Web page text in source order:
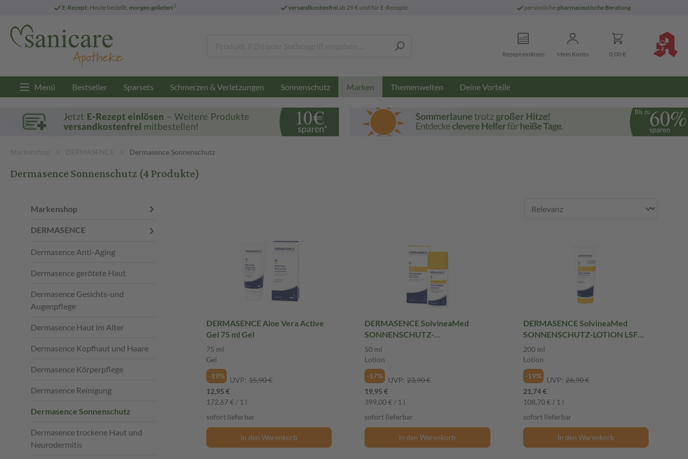
E-Rezept: Heute bestellt, morgen geliefert3 versandkostenfreiab 29 € und für E-Rezepte persönliche pharmazeutische Beratung
Rezept einlösen Mein Konto 0,00 €
Menü Bestseller Sparsets Schmerzen & Verletzungen Sonnenschutz Marken Themenwelten Deine Vorteile
Markenshop DERMASENCE Dermasence Sonnenschutz
Dermasence Sonnenschutz(4 Produkte)
Markenshop
DERMASENCE
Dermasence Anti-Aging
Dermasence gerötete Haut
Dermasence Gesichts-und
Augenpflege
Dermasence Haut im Alter
Dermasence Kopfhaut und Haare
Dermasence Körperpflege
Dermasence Reinigung
Dermasence Sonnenschutz
Dermasence trockene Haut und
Neurodermitis
DERMASENCE Aloe Vera Active
Gel 75 ml Gel
75 ml
Gel
-19%
UVP: 15,90 €
12,95 €
172,67 € / 1 l
sofort lieferbar
In den Warenkorb
DERMASENCE SolvineaMed
SONNENSCHUTZ-
GESICHTSFLUID LSF 50+ 50 ml
Lotion
50 ml
Lotion
-17%
UVP: 23,90 €
19,95 €
399,00 € / 1 l
sofort lieferbar
In den Warenkorb
DERMASENCE SolvineaMed
SONNENSCHUTZ-LOTION LSF
50+ 200 ml Lotion
200 ml
Lotion
-19%
UVP: 26,90 €
21,74 €
108,70 € / 1 l
sofort lieferbar
In den Warenkorb